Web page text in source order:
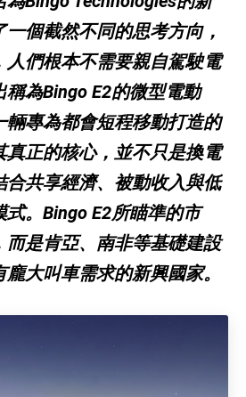
個截然不同的思考方向，
人們根本不需要親自駕駛電
為Bingo E2的微型電動
輛專為都會短程移動打造的
真正的核心，並不只是換電
合共享經濟、被動收入與低
。Bingo E2所瞄準的市
而是肯亞、南非等基礎建設
大叫車需求的新興國家。